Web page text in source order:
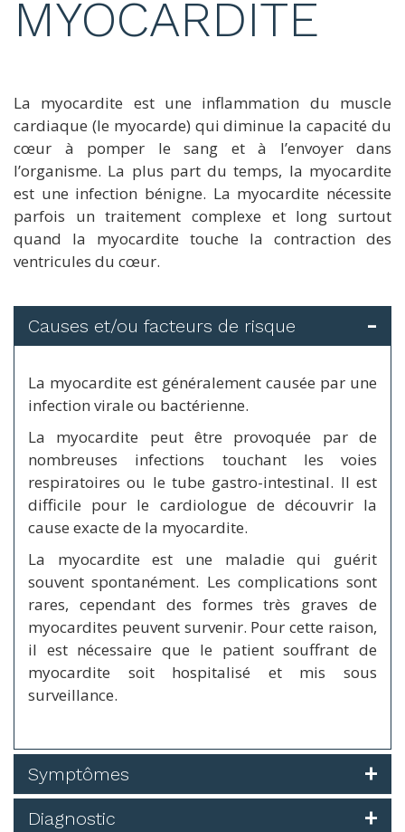
MYOCARDITE
La myocardite est une inflammation du muscle
cardiaque (le myocarde) qui diminue la capacité du
cœur à pomper le sang et à l’envoyer dans
l’organisme. La plus part du temps, la myocardite
est une infection bénigne. La myocardite nécessite
parfois un traitement complexe et long surtout
quand la myocardite touche la contraction des
ventricules du cœur.
Causes et/ou facteurs de risque
La myocardite est généralement causée par une
infection virale ou bactérienne.
La myocardite peut être provoquée par de
nombreuses infections touchant les voies
respiratoires ou le tube gastro-intestinal. Il est
difficile pour le cardiologue de découvrir la
cause exacte de la myocardite.
La myocardite est une maladie qui guérit
souvent spontanément. Les complications sont
rares, cependant des formes très graves de
myocardites peuvent survenir. Pour cette raison,
il est nécessaire que le patient souffrant de
myocardite soit hospitalisé et mis sous
surveillance.
Symptômes
Diagnostic